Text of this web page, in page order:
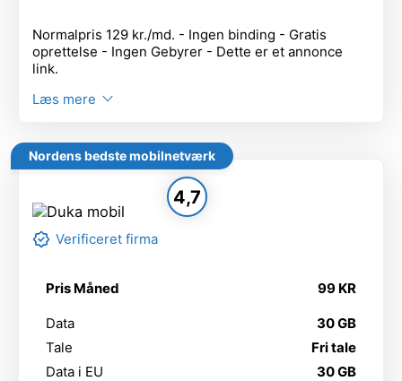
Normalpris 129 kr./md. - Ingen binding - Gratis
oprettelse - Ingen Gebyrer - Dette er et annonce
link.
Læs mere
Nordens bedste mobilnetværk
4,7
Verificeret firma
Pris Måned 99 KR
Data
30 GB
Tale
Fri tale
Data i EU
30 GB